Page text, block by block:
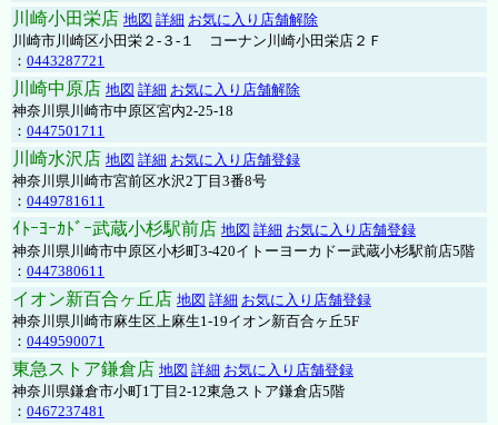
川崎小田栄店 地図 詳細 お気に入り店舗解除
川崎市川崎区小田栄２‐３‐１ コーナン川崎小田栄店２Ｆ
： 0443287721
川崎中原店 地図 詳細 お気に入り店舗解除
神奈川県川崎市中原区宮内2-25-18
： 0447501711
川崎水沢店 地図 詳細 お気に入り店舗登録
神奈川県川崎市宮前区水沢2丁目3番8号
： 0449781611
ｲﾄｰﾖｰｶﾄﾞｰ武蔵小杉駅前店 地図 詳細 お気に入り店舗登録
神奈川県川崎市中原区小杉町3-420イトーヨーカドー武蔵小杉駅前店5階
： 0447380611
イオン新百合ヶ丘店 地図 詳細 お気に入り店舗登録
神奈川県川崎市麻生区上麻生1-19イオン新百合ヶ丘5F
： 0449590071
東急ストア鎌倉店 地図 詳細 お気に入り店舗登録
神奈川県鎌倉市小町1丁目2-12東急ストア鎌倉店5階
： 0467237481